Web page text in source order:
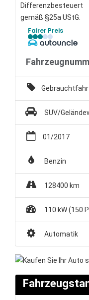
Connect
VW, Audi &
Skoda
/
/ KFZ-
Differenzbesteuert
gemäß §25a UStG.
Fairer Preis
SUV/
01/2017
Benzin
128400 km
110 kW (150
Automatik